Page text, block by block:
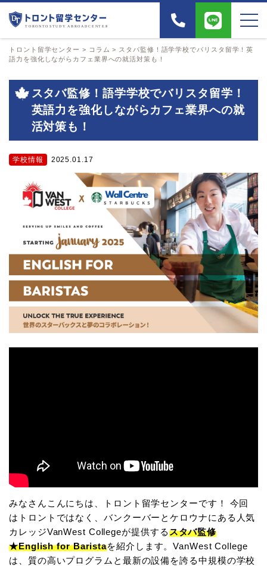
トロント留学センター > コラム > スタバ監修！語学学校でバリスタ留学！英
語力を強化しながらカフェ業界への就活対策も！
スタバ監修！語学学校でバリスタ留学！
英語力を強化しながらカフェ業界への就
活対策も！
学校情報 2025.01.17
みなさんこんにちは、トロント留学センターです！ 今回
はトロントではなく、バンクーバーとケロウナにある人気
カレッジVanWest Collegeが提供するスタバ監修
★English for Baristaを紹介します。VanWest College
は、質の高いプログラムと最新の設備を誇る中規模の学校